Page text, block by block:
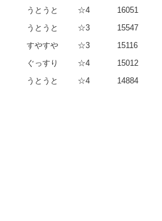
うとうと ☆4
16051
うとうと ☆3
15547
すやすや ☆3
15116
ぐっすり ☆4
15012
うとうと ☆4 14884